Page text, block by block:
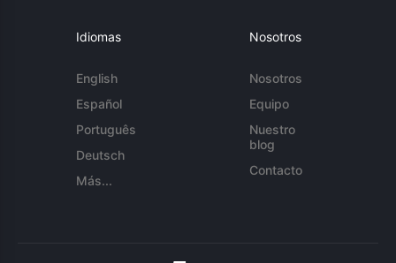
Idiomas
English
Español
Português
Deutsch
Más...
Nosotros
Nosotros
Equipo
Nuestro
blog
Contacto